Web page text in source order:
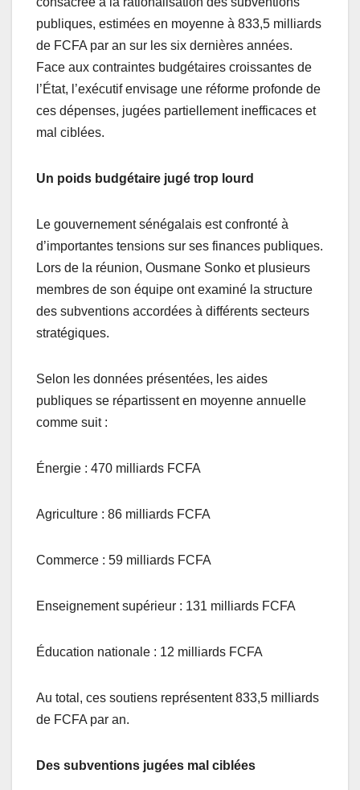
publiques, estimées en moyenne à 833,5 milliards
de FCFA par an sur les six dernières années.
Face aux contraintes budgétaires croissantes de
l’État, l’exécutif envisage une réforme profonde de
ces dépenses, jugées partiellement inefficaces et
mal ciblées.
Un poids budgétaire jugé trop lourd
Le gouvernement sénégalais est confronté à
d’importantes tensions sur ses finances publiques.
Lors de la réunion, Ousmane Sonko et plusieurs
membres de son équipe ont examiné la structure
des subventions accordées à différents secteurs
stratégiques.
Selon les données présentées, les aides
publiques se répartissent en moyenne annuelle
comme suit :
Énergie : 470 milliards FCFA
Agriculture : 86 milliards FCFA
Commerce : 59 milliards FCFA
Enseignement supérieur : 131 milliards FCFA
Éducation nationale : 12 milliards FCFA
Au total, ces soutiens représentent 833,5 milliards
de FCFA par an.
Des subventions jugées mal ciblées